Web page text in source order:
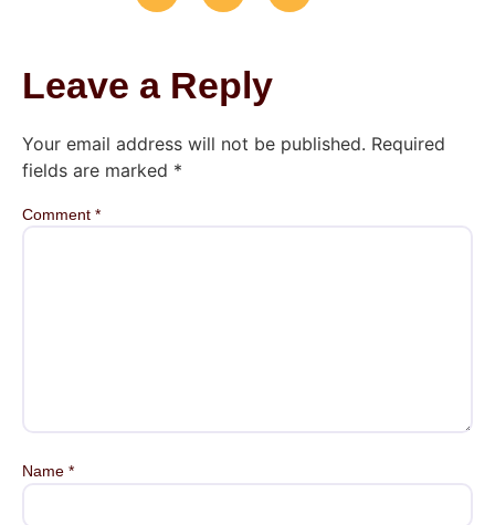
Leave a Reply
Your email address will not be published. Required
fields are marked *
Comment *
Name *